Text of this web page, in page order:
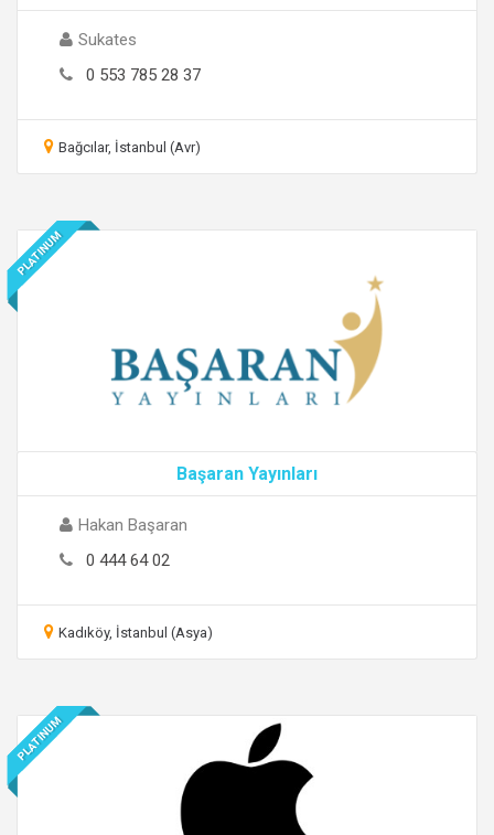
Sukates
0 553 785 28 37
Bağcılar, İstanbul (Avr)
PLATINUM
Başaran Yayınları
Hakan Başaran
0 444 64 02
Kadıköy, İstanbul (Asya)
PLATINUM